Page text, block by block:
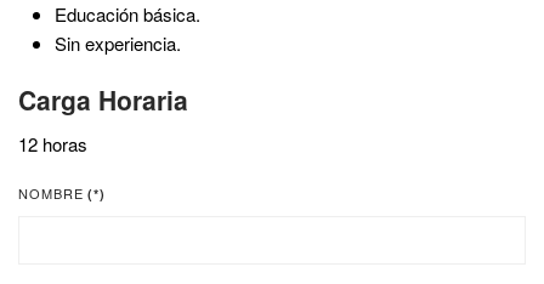
Educación básica.
Sin experiencia.
Carga Horaria
12 horas
NOMBRE (*)